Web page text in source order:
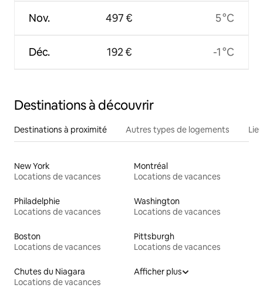
Nov.
Déc.
497 €
192 €
5 °C
-1 °C
Destinations à découvrir
Destinations à proximité Autres types de logements
New York
Locations de vacances
Montréal
Locations de vacances
Philadelphie
Locations de vacances
Washington
Locations de vacances
Boston
Locations de vacances
Pittsburgh
Locations de vacances
Chutes du Niagara
Locations de vacances
Afficher plus